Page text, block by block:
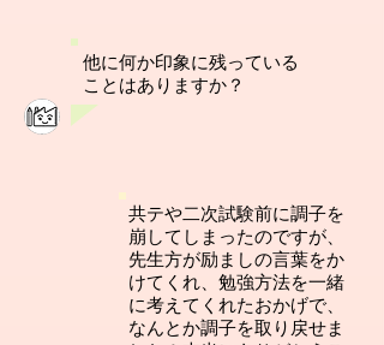
他に何か印象に残っている
ことはありますか？
共テや二次試験前に調子を
崩してしまったのですが、
先生方が励ましの言葉をか
けてくれ、勉強方法を一緒
に考えてくれたおかげで、
なんとか調子を取り戻せま